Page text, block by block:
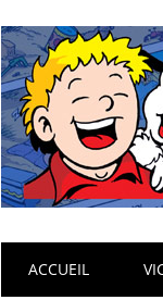
Main
ACCUEIL